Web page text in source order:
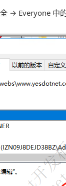
→ Everyone 中